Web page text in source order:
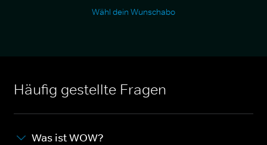
Wähl dein Wunschabo
Häufig gestellte Fragen
Was ist WOW?